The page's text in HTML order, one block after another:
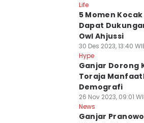
Life
5 Momen
Dapat
Owl Ahjussi
30 Des 2023, 13:40
Hype
Ganjar Dorong
Toraja
Demografi
26 Nov 2023, 09:01
News
Ganjar